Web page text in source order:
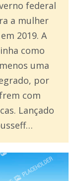
federal
a mulher
2019. A
como
uma
por
com
Lançado